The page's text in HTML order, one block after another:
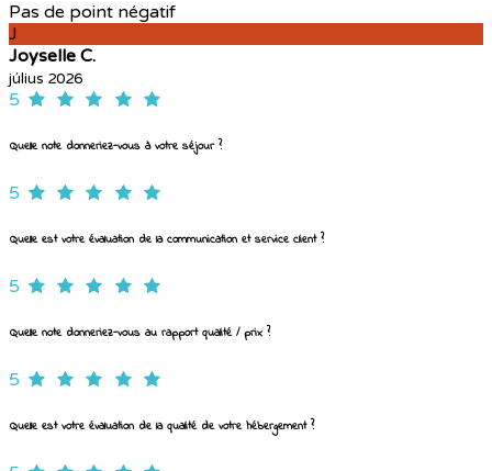
Pas de point négatif
J
Joyselle C.
július 2026
5
Quelle note donneriez-vous à votre séjour ?
5
Quelle est votre évaluation de la communication et service client ?
5
Quelle note donneriez-vous au rapport qualité / prix ?
5
Quelle est votre évaluation de la qualité de votre hébergement ?